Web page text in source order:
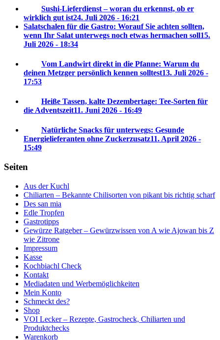
Sushi-Lieferdienst – woran du erkennst, ob er
wirklich gut ist24. Juli 2026 - 16:21
Salatschalen für die Gastro: Worauf Sie achten sollten,
wenn Ihr Salat unterwegs noch etwas hermachen soll15.
Juli 2026 - 18:34
Vom Landwirt direkt in die Pfanne: Warum du
deinen Metzger persönlich kennen solltest13. Juli 2026 -
17:53
Heiße Tassen, kalte Dezembertage: Tee-Sorten für
die Adventszeit11. Juni 2026 - 16:49
Natürliche Snacks für unterwegs: Gesunde
Energielieferanten ohne Zuckerzusatz11. April 2026 -
15:49
Seiten
Aus der Kuchl
Chiliarten – Bekannte Chilisorten von pikant bis richtig scharf
Des san mia
Edle Tropfen
Gastrotipps
Gewürze Ratgeber – Gewürzwissen von A wie Ajowan bis Z
wie Zitrone
Impressum
Kasse
Kochbiachl Check
Kontakt
Mediadaten und Werbemöglichkeiten
Mein Konto
Schmeckt des?
Shop
VOI Lecker – Rezepte, Gastrocheck, Chiliarten und
Produktchecks
Warenkorb